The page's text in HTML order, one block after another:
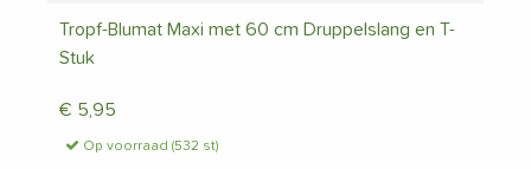
Tropf-Blumat Maxi met 60 cm Druppelslang en T-
Stuk
€ 5,95
Op voorraad (532 st)